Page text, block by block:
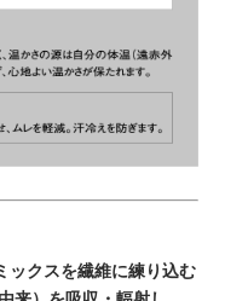
ックスを繊維に練り込む